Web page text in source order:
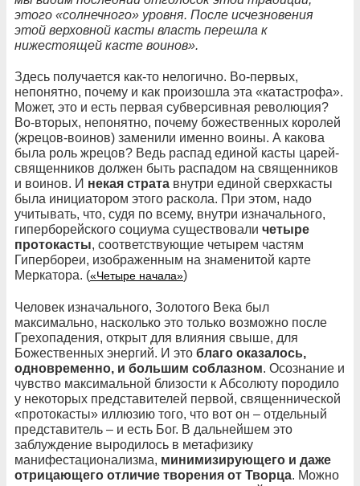
этого «солнечного» уровня. После исчезновения
этой верховной касты власть перешла к
нижестоящей касте воинов».
Здесь получается как-то нелогично. Во-первых,
непонятно, почему и как произошла эта «катастрофа».
Может, это и есть первая субверсивная революция?
Во-вторых, непонятно, почему божественных королей
(жрецов-воинов) заменили именно воины. А какова
была роль жрецов? Ведь распад единой касты царей-
священников должен быть распадом на священников
и воинов. И некая страта внутри единой сверхкасты
была инициатором этого раскола. При этом, надо
учитывать, что, судя по всему, внутри изначального,
гиперборейского социума существовали четыре
протокасты, соответствующие четырем частям
Гипербореи, изображенным на знаменитой карте
Меркатора. («Четыре начала»)
Человек изначального, Золотого Века был
максимально, насколько это только возможно после
Грехопадения, открыт для влияния свыше, для
Божественных энергий. И это благо оказалось,
одновременно, и большим соблазном. Осознание и
чувство максимальной близости к Абсолюту породило
у некоторых представителей первой, священнической
«протокасты» иллюзию того, что вот он – отдельный
представитель – и есть Бог. В дальнейшем это
заблуждение выродилось в метафизику
манифестационализма, минимизирующего и даже
отрицающего отличие творения от Творца. Можно